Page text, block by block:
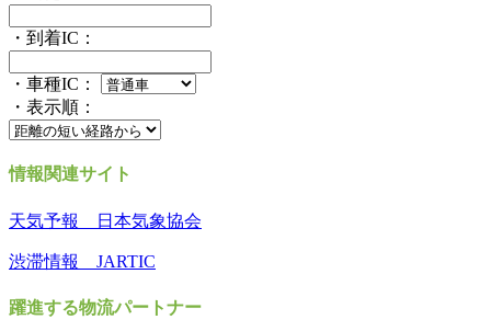
・到着IC：
・車種IC：
・表示順：
情報関連サイト
天気予報 日本気象協会
渋滞情報 JARTIC
躍進する物流パートナー